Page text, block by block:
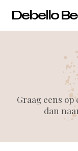
Debello
Graag eens
dan